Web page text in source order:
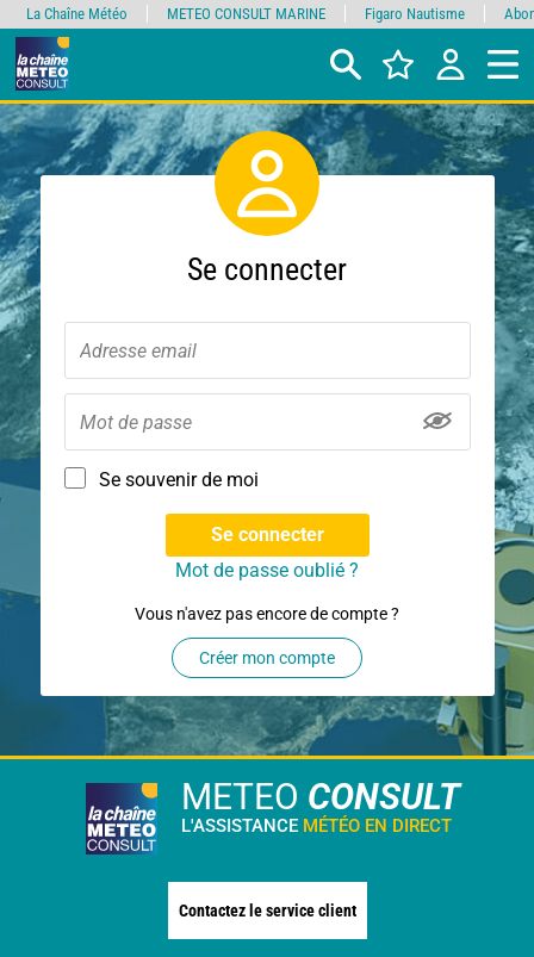
Se connecter
Se souvenir de moi
Se connecter
Mot de passe oublié ?
Vous n'avez pas encore de compte ?
Créer mon compte
METEO CONSULT
L'ASSISTANCE MÉTÉO EN DIRECT
Contactez le service client
La Chaîne Météo METEO CONSULT MARINE Figaro Nautisme